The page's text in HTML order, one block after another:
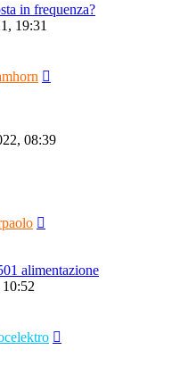
in frequenza?
19:31
08:39
alimentazione